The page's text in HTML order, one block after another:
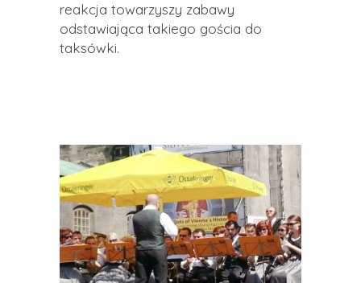
reakcja towarzyszy zabawy
odstawiająca takiego gościa do
taksówki.